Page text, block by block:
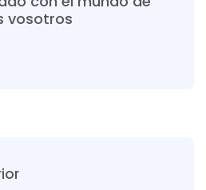
vosotros